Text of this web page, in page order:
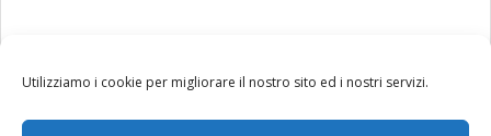
Utilizziamo i cookie per migliorare il nostro sito ed i nostri servizi.
Tutte le nostre spedizioni in Italia avvengono via corriere